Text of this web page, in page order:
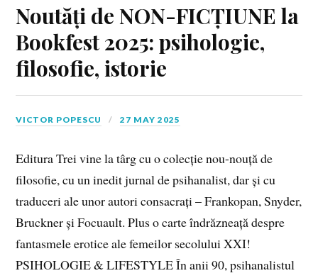
Noutăți de NON-FICȚIUNE la
Bookfest 2025: psihologie,
filosofie, istorie
VICTOR POPESCU 27 MAY 2025
Editura Trei vine la târg cu o colecție nou-nouță de
filosofie, cu un inedit jurnal de psihanalist, dar și cu
traduceri ale unor autori consacrați – Frankopan, Snyder,
Bruckner și Focuault. Plus o carte îndrăzneață despre
fantasmele erotice ale femeilor secolului XXI!
PSIHOLOGIE & LIFESTYLE În anii 90, psihanalistul